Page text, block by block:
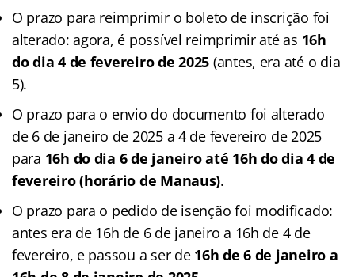
O prazo para reimprimir o boleto de inscrição foi
alterado: agora, é possível reimprimir até as 16h
do dia 4 de fevereiro de 2025 (antes, era até o dia
5).
O prazo para o envio do documento foi alterado
de 6 de janeiro de 2025 a 4 de fevereiro de 2025
para 16h do dia 6 de janeiro até 16h do dia 4 de
fevereiro (horário de Manaus).
O prazo para o pedido de isenção foi modificado:
antes era de 16h de 6 de janeiro a 16h de 4 de
fevereiro, e passou a ser de 16h de 6 de janeiro a